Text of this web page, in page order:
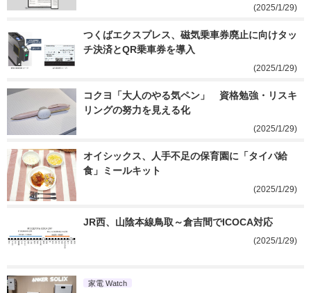
(2025/1/29)
つくばエクスプレス、磁気乗車券廃止に向けタッ
チ決済とQR乗車券を導入
(2025/1/29)
コクヨ「大人のやる気ペン」　資格勉強・リスキ
リングの努力を見える化
(2025/1/29)
オイシックス、人手不足の保育園に「タイパ給
食」ミールキット
(2025/1/29)
JR西、山陰本線鳥取～倉吉間でICOCA対応
(2025/1/29)
家電 Watch